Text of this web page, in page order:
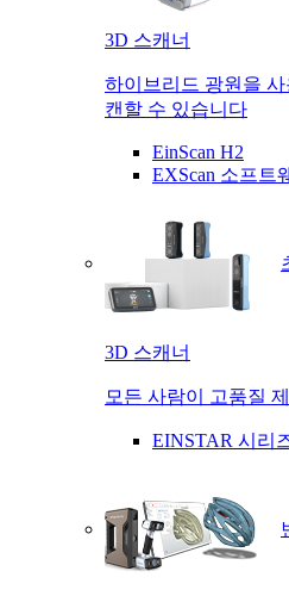
3D 스캐너
하이브리드 광원을
캔할 수 있습니다
EinScan H2
EXScan 소프트
3D 스캐너
모든 사람이 고품질
EINSTAR 시리